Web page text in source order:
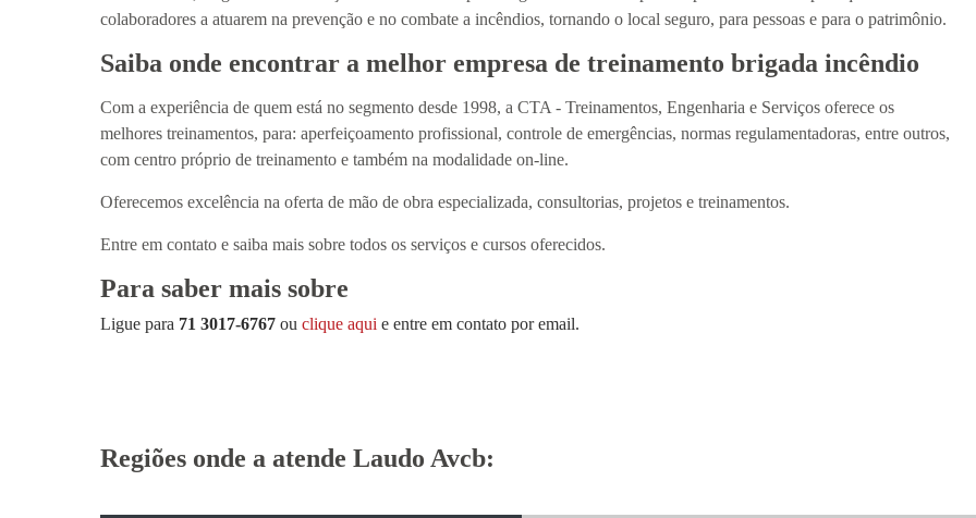
colaboradores a atuarem na prevenção e no combate a incêndios, tornando o local seguro, para pessoas e para o patrimônio.
Saiba onde encontrar a melhor empresa de treinamento brigada incêndio
Com a experiência de quem está no segmento desde 1998, a CTA - Treinamentos, Engenharia e Serviços oferece os
melhores treinamentos, para: aperfeiçoamento profissional, controle de emergências, normas regulamentadoras, entre outros,
com centro próprio de treinamento e também na modalidade on-line.
Oferecemos excelência na oferta de mão de obra especializada, consultorias, projetos e treinamentos.
Entre em contato e saiba mais sobre todos os serviços e cursos oferecidos.
Para saber mais sobre
Ligue para 71 3017-6767 ou clique aqui e entre em contato por email.
Regiões onde a atende Laudo Avcb: